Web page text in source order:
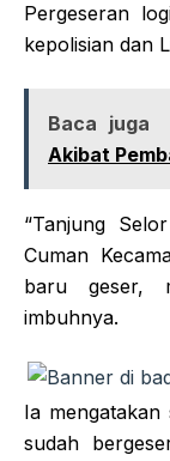
Pergeseran
kepolisian dan
Baca juga
Akibat
“Tanjung
Cuman
baru geser,
imbuhnya.
Ia
sudah